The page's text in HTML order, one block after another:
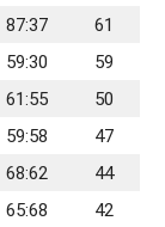
87:37
61
59:30
59
61:55
50
59:58
47
68:62
44
65:68
42